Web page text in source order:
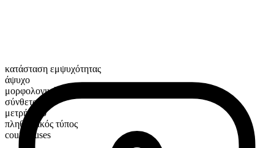
κατάσταση εμψυχότητας
άψυχο
μορφολογική σύνθεση
σύνθετο
μετρήσιμο
πληθυντικός τύπος
courthouses